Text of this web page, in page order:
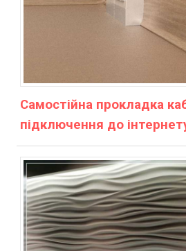
Самостійна прокладка
підключення до